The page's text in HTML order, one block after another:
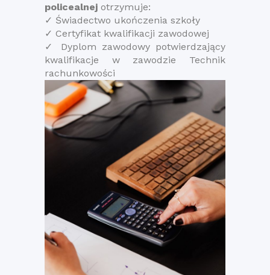
policealnej otrzymuje:
✓ Świadectwo ukończenia szkoły
✓ Certyfikat kwalifikacji zawodowej
✓ Dyplom zawodowy potwierdzający
kwalifikacje w zawodzie Technik
rachunkowości